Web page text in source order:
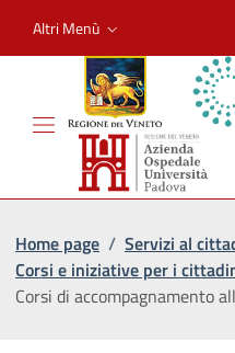
Altri Menù
Home page / Servizi al
Corsi e iniziative per i
Corsi di accompagnamento